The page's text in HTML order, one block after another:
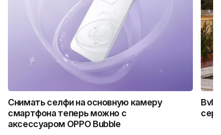
Снимать селфи на основную камеру
смартфона теперь можно с
аксессуаром OPPO Bubble